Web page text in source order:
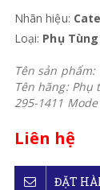
Nhãn hiệu:
Loại: Phụ
Tên sản
Tên hãng: Phụ
295-1411
Liên hệ
ĐẶT